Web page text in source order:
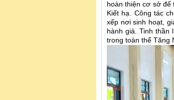
hoàn thiện cơ sở để
Kiết hạ. Công tác
xếp nơi sinh hoạt,
hành giả. Tinh
trong toàn thể Tăng